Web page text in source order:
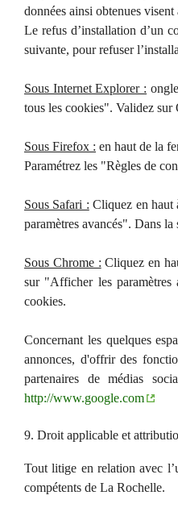
données ainsi obtenues
Le refus d’installation d’un
suivante, pour refuser
Sous Internet Explorer :
tous les cookies". Validez sur
Sous Firefox : en haut de la
Paramétrez les "Règles de
Sous Safari : Cliquez en haut
paramètres avancés". Dans
Sous Chrome : Cliquez en
sur "Afficher les
cookies.
Concernant les quelques
annonces, d'offrir des
partenaires de médias
http://www.google.com
9. Droit applicable et
Tout litige en relation avec
compétents de La Rochelle.